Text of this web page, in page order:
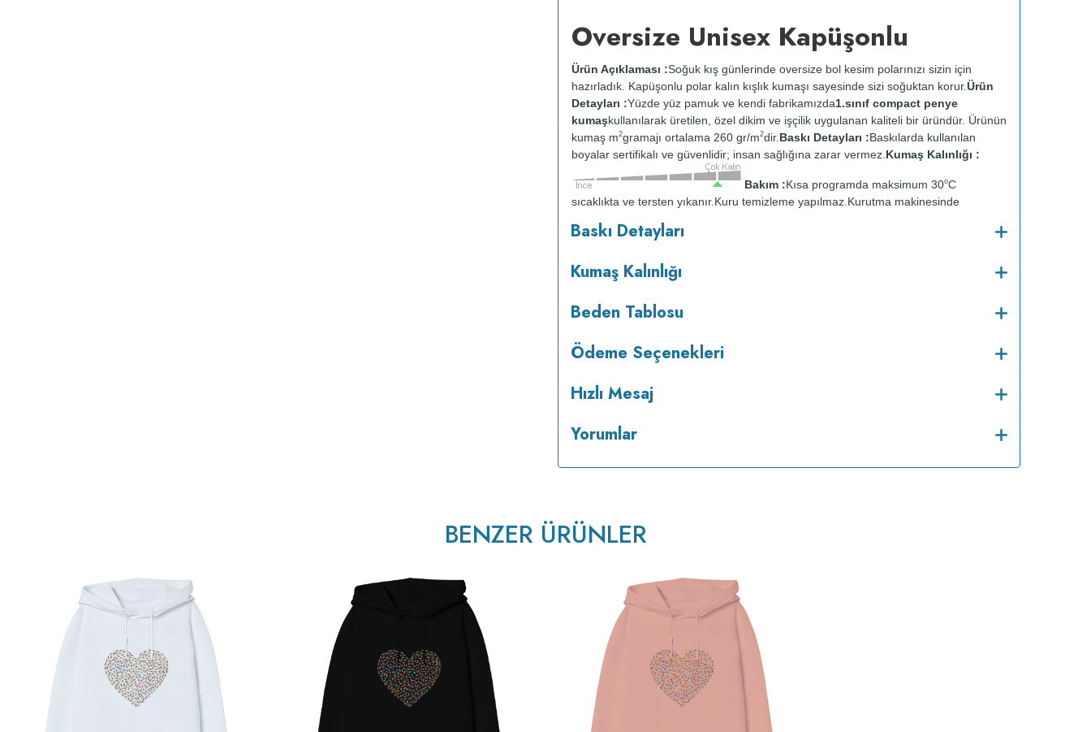
Oversize Unisex Kapüşonlu
Ürün Açıklaması :Soğuk kış günlerinde oversize bol kesim polarınızı sizin için
hazırladık. Kapüşonlu polar kalın kışlık kumaşı sayesinde sizi soğuktan korur.Ürün
Detayları :Yüzde yüz pamuk ve kendi fabrikamızda1.sınıf compact penye
kumaşkullanılarak üretilen, özel dikim ve işçilik uygulanan kaliteli bir üründür. Ürünün
kumaş m2gramajı ortalama 260 gr/m2dir. Baskı Detayları :Baskılarda kullanılan
boyalar sertifikalı ve güvenlidir; insan sağlığına zarar vermez. Kumaş Kalınlığı :
Bakım :Kısa programda maksimum 30oC
sıcaklıkta ve tersten yıkanır. Kuru temizleme yapılmaz. Kurutma makinesinde
Baskı Detayları
Kumaş Kalınlığı
Beden Tablosu
Ödeme Seçenekleri
Hızlı Mesaj
Yorumlar
BENZER ÜRÜNLER